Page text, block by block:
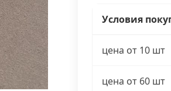
Условия
цена от 10 шт
цена от 60 шт